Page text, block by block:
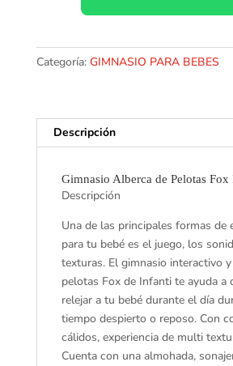
Categoría: GIMNASIO PARA BEBES
Descripción
Gimnasio Alberca de Pelotas
Descripción
Una de las principales formas de
para tu bebé es el juego, los
texturas. El gimnasio interactivo
pelotas Fox de Infanti te ayuda a
relejar a tu bebé durante el día
tiempo despierto o reposo. Con
cálidos, experiencia de multi
Cuenta con una almohada,